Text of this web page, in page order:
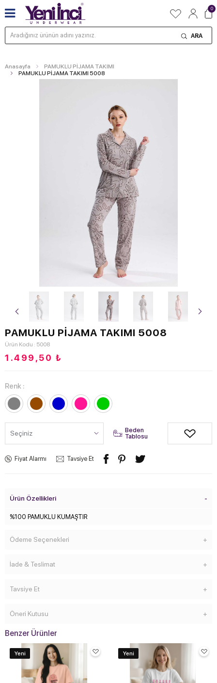
0
ARA
Anasayfa
PAMUKLU PİJAMA TAKIMI
PAMUKLU PİJAMA TAKIMI 5008
PAMUKLU PİJAMA TAKIMI 5008
Ürün Kodu : 5008
1.499,50 ₺
Renk :
Beden
Tablosu
Fiyat Alarmı Tavsiye Et
Ürün Özellikleri
%100 PAMUKLU KUMAŞTIR
Ödeme Seçenekleri
İade & Teslimat
Tavsiye Et
Öneri Kutusu
Benzer Ürünler
Yeni Yeni